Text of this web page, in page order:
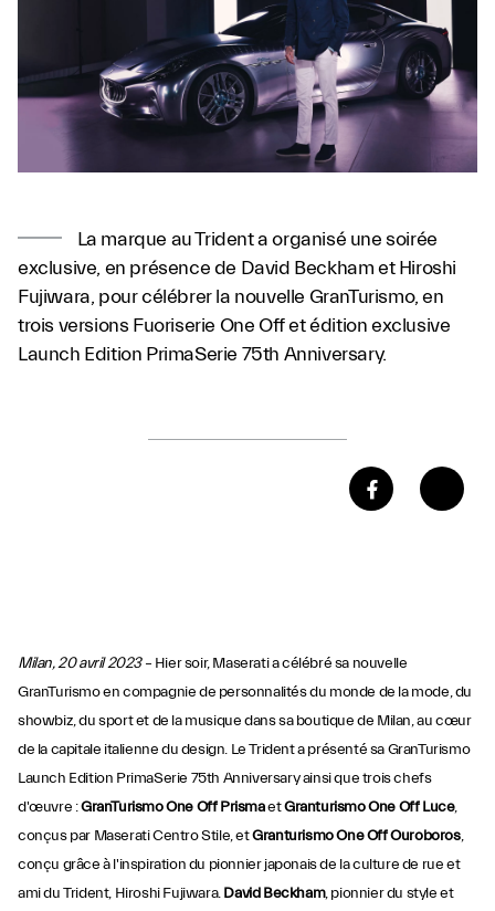
La marque au Trident a organisé une soirée
exclusive, en présence de David Beckham et Hiroshi
Fujiwara, pour célébrer la nouvelle GranTurismo, en
trois versions Fuoriserie One Off et édition exclusive
Launch Edition PrimaSerie 75th Anniversary.
Milan, 20 avril 2023– Hier soir, Maserati a célébré sa nouvelle
GranTurismo en compagnie de personnalités du monde de la mode, du
showbiz, du sport et de la musique dans sa boutique de Milan, au cœur
de la capitale italienne du design. Le Trident a présenté sa GranTurismo
Launch Edition PrimaSerie 75th Anniversary ainsi que trois chefs
d'œuvre :GranTurismo One Off PrismaetGranturismo One Off Luce,
conçus par Maserati Centro Stile, etGranturismo One Off Ouroboros,
conçu grâce à l'inspiration du pionnier japonais de la culture de rue et
ami du Trident, Hiroshi Fujiwara.David Beckham, pionnier du style et